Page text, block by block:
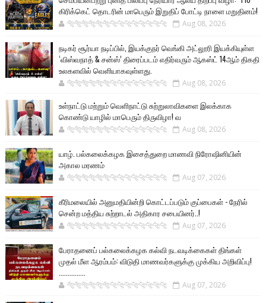
கிரிக்கெட் தொடரின் மாபெரும் இறுதிப் போட்டி நாளை மறுதினம்!
🐅🐅🐅🐅🐅🐅🐆🐆🐆🐆🐆🐆🐆🐆 Aug 08, 2026
நடிகர் சூர்யா நடிப்பில், இயக்குநர் வெங்கி அட்லூரி இயக்கியுள்ள
‘விஸ்வநாத் & சன்ஸ்’ திரைப்படம் எதிர்வரும் ஆகஸ்ட் 14ஆம் திகதி
உலகளவில் வெளியாகவுள்ளது.
🐅🐅🐅🐅🐅🐅🐆🐆🐆🐆🐆🐆🐆🐆 Aug 08, 2026
உள்நாட்டு மற்றும் வெளிநாட்டு சுற்றுலாவிகளை இலக்காக
கொண்டு யாழில் மாபெரும் திருவிழா! வ
🐅🐅🐅🐅🐅🐅🐆🐆🐆🐆🐆🐆🐆🐆 Aug 08, 2026
யாழ். பல்கலைக்கழக இசைத்துறை மாணவி நிரோஷினியின்
அகால மரணம்
🐅🐅🐅🐅🐅🐅🐆🐆🐆🐆🐆🐆🐆🐆 Aug 07, 2026
கீரிமலையில் அனுமதியின்றி கொட்டப்படும் குப்பைகள் - நேரில்
சென்ற மத்திய சுற்றாடல் அதிகார சபையினர்..!
🐅🐅🐅🐅🐅🐅🐆🐆🐆🐆🐆🐆🐆🐆 Aug 07, 2026
பேராதனைப் பல்கலைக்கழக கல்வி நடவடிக்கைகள் திங்கள்
முதல் மீள ஆரம்பம்: விடுதி மாணவர்களுக்கு முக்கிய அறிவிப்பு!
...............
🐅🐅🐅🐅🐅🐅🐆🐆🐆🐆🐆🐆🐆🐆 Aug 07, 2026